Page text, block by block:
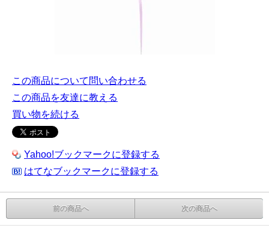
この商品について問い合わせる
この商品を友達に教える
買い物を続ける
Yahoo!ブックマークに登録する
はてなブックマークに登録する
前の商品へ 次の商品へ